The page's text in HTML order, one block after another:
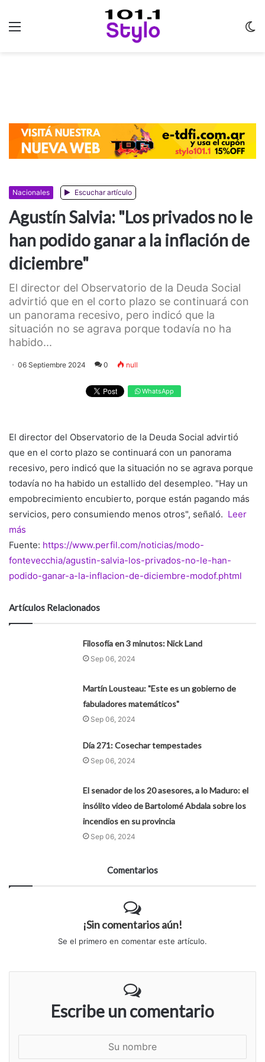
Nacionales Escuchar artículo
Agustín Salvia: "Los privados no le
han podido ganar a la inflación de
diciembre"
El director del Observatorio de la Deuda Social
advirtió que en el corto plazo se continuará con
un panorama recesivo, pero indicó que la
situación no se agrava porque todavía no ha
habido...
06 Septiembre 2024 0 null
WhatsApp
El director del Observatorio de la Deuda Social advirtió
que en el corto plazo se continuará con un panorama
recesivo, pero indicó que la situación no se agrava porque
todavía no ha habido un estallido del desempleo. "Hay un
empobrecimiento encubierto, porque están pagando más
servicios, pero consumiendo menos otros", señaló. Leer
más
Fuente: https://www.perfil.com/noticias/modo-
fontevecchia/agustin-salvia-los-privados-no-le-han-
podido-ganar-a-la-inflacion-de-diciembre-modof.phtml
Artículos Relacionados
Filosofía en 3 minutos: Nick Land
Sep 06, 2024
Martín Lousteau: "Este es un gobierno de
fabuladores matemáticos"
Sep 06, 2024
Día 271: Cosechar tempestades
Sep 06, 2024
El senador de los 20 asesores, a lo Maduro: el
insólito video de Bartolomé Abdala sobre los
incendios en su provincia
Sep 06, 2024
Comentarios
¡Sin comentarios aún!
Se el primero en comentar este artículo.
Escribe un comentario